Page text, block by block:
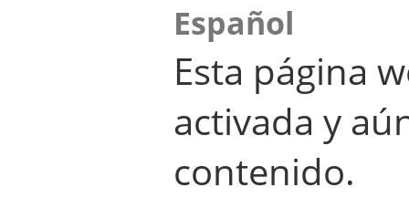
Español
Esta página
activada y
contenido.